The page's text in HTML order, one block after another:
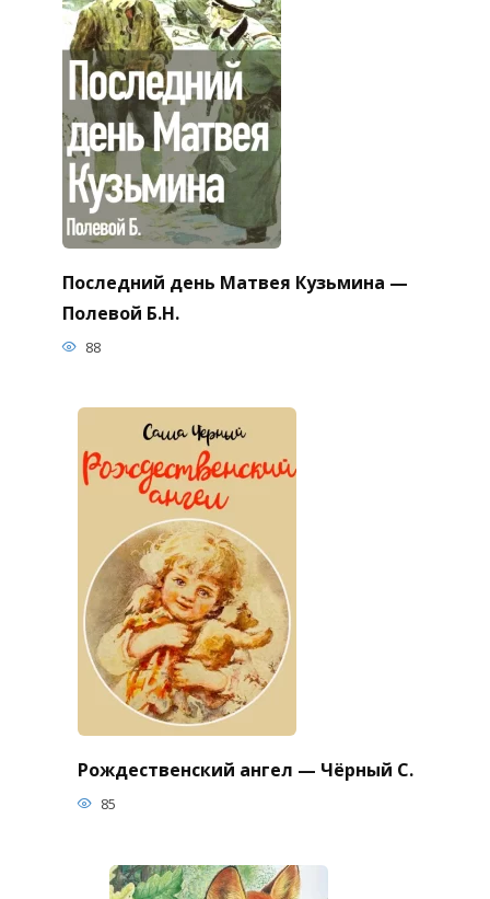
Последний день Матвея Кузьмина —
Полевой Б.Н.
88
Рождественский ангел — Чёрный С.
85